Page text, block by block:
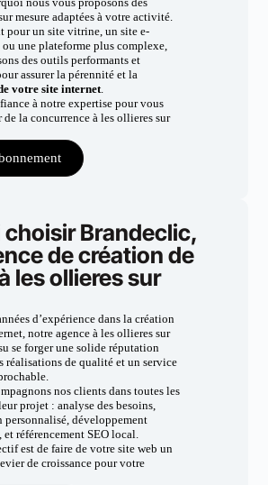
mesure adaptées à votre activité.
pour un site vitrine, un site e-
ou une plateforme plus complexe,
des outils performants et
assurer la pérennité et la
votre site internet.
à notre expertise pour vous
de la concurrence à les ollieres sur
choisir Brandeclic,
de création de
les ollieres sur
d’expérience dans la création
notre agence à les ollieres sur
se forger une solide réputation
réalisations de qualité et un service
nos clients dans toutes les
projet : analyse des besoins,
personnalisé, développement
et référencement SEO local.
est de faire de votre site web un
de croissance pour votre